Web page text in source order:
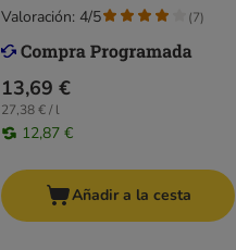
13,69 €
27,38 € / l
12,87 €
Valoración: 4/5 (7)
Añadir a la cesta